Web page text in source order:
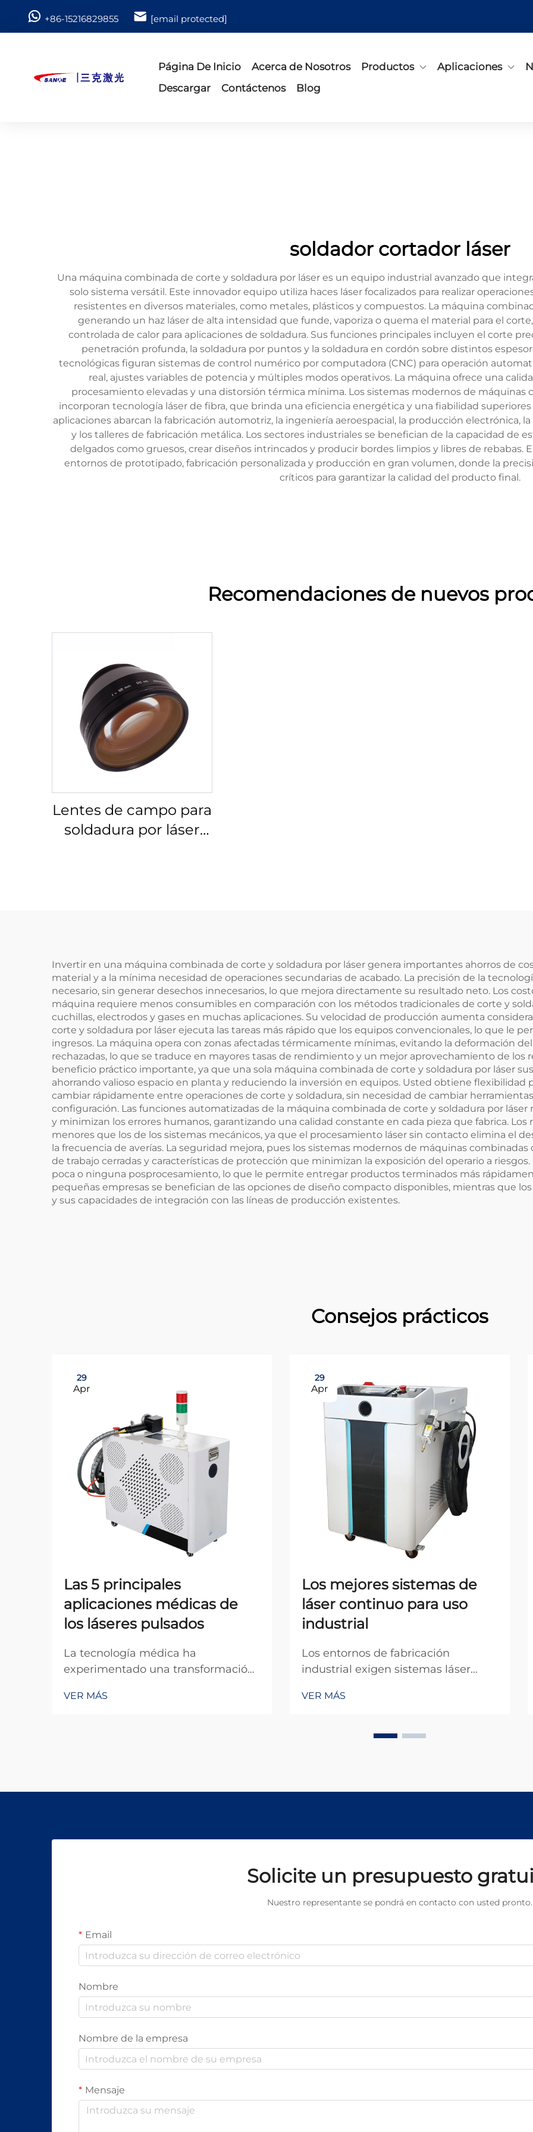
+86-15216829855 [email protected]
Página De Inicio Acerca de Nosotros Productos Aplicaciones
Descargar
Contáctenos Blog
soldador cortador láser
Una máquina combinada de corte y soldadura por láser es un equipo industrial avanzado que
solo sistema versátil. Este innovador equipo utiliza haces láser focalizados para realizar
resistentes en diversos materiales, como metales, plásticos y compuestos. La máquina
generando un haz láser de alta intensidad que funde, vaporiza o quema el material para el
controlada de calor para aplicaciones de soldadura. Sus funciones principales incluyen el corte
penetración profunda, la soldadura por puntos y la soldadura en cordón sobre distintos
tecnológicas figuran sistemas de control numérico por computadora (CNC) para operación
real, ajustes variables de potencia y múltiples modos operativos. La máquina ofrece una
procesamiento elevadas y una distorsión térmica mínima. Los sistemas modernos de máquinas
incorporan tecnología láser de fibra, que brinda una eficiencia energética y una fiabilidad superiores
aplicaciones abarcan la fabricación automotriz, la ingeniería aeroespacial, la producción electrónica,
y los talleres de fabricación metálica. Los sectores industriales se benefician de la capacidad de
delgados como gruesos, crear diseños intrincados y producir bordes limpios y libres de rebabas.
entornos de prototipado, fabricación personalizada y producción en gran volumen, donde la
críticos para garantizar la calidad del producto final.
Recomendaciones de nuevos
Lentes de campo para
soldadura por láser
Invertir en una máquina combinada de corte y soldadura por láser genera importantes ahorros de
material y a la mínima necesidad de operaciones secundarias de acabado. La precisión de la
necesario, sin generar desechos innecesarios, lo que mejora directamente su resultado neto. Los
máquina requiere menos consumibles en comparación con los métodos tradicionales de corte y
cuchillas, electrodos y gases en muchas aplicaciones. Su velocidad de producción aumenta
corte y soldadura por láser ejecuta las tareas más rápido que los equipos convencionales, lo que le
ingresos. La máquina opera con zonas afectadas térmicamente mínimas, evitando la deformación
rechazadas, lo que se traduce en mayores tasas de rendimiento y un mejor aprovechamiento de los
beneficio práctico importante, ya que una sola máquina combinada de corte y soldadura por láser
ahorrando valioso espacio en planta y reduciendo la inversión en equipos. Usted obtiene flexibilidad
cambiar rápidamente entre operaciones de corte y soldadura, sin necesidad de cambiar
configuración. Las funciones automatizadas de la máquina combinada de corte y soldadura por
y minimizan los errores humanos, garantizando una calidad constante en cada pieza que fabrica.
menores que los de los sistemas mecánicos, ya que el procesamiento láser sin contacto elimina el
la frecuencia de averías. La seguridad mejora, pues los sistemas modernos de máquinas
de trabajo cerradas y características de protección que minimizan la exposición del operario a
poca o ninguna posprocesamiento, lo que le permite entregar productos terminados más
pequeñas empresas se benefician de las opciones de diseño compacto disponibles, mientras que
y sus capacidades de integración con las líneas de producción existentes.
Consejos prácticos
29
Apr
Las 5 principales
aplicaciones médicas de
los láseres pulsados
La tecnología médica ha
experimentado una transformación
entre las innovaciones más
VER MÁS
29
Apr
Los mejores sistemas de
láser continuo para uso
industrial
Los entornos de fabricación
industrial exigen sistemas láser
capaces de operar de forma
La tecnología de láser continuo ha
VER MÁS
Solicite un presupuesto
Nuestro representante se pondrá en contacto con usted pronto.
Email
Nombre
Nombre de la empresa
Mensaje